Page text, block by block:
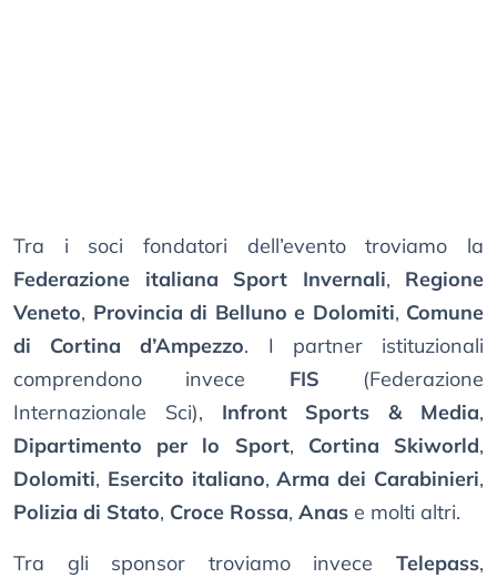
Tra i soci fondatori dell’evento troviamo la
Federazione italiana Sport Invernali, Regione
Veneto, Provincia di Belluno e Dolomiti, Comune
di Cortina d’Ampezzo. I partner istituzionali
comprendono invece FIS (Federazione
Internazionale Sci), Infront Sports & Media,
Dipartimento per lo Sport, Cortina Skiworld,
Dolomiti, Esercito italiano,Arma dei Carabinieri,
Polizia di Stato, Croce Rossa, Anas e molti altri.
Tra gli sponsor troviamo invece Telepass,